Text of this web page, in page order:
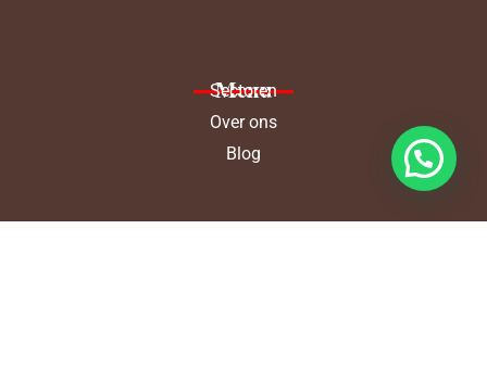
Menu
Sectoren
Over ons
Blog